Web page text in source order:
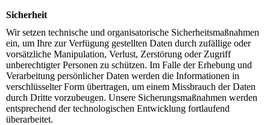
Sicherheit
Wir setzen technische und organisatorische Sicherheitsmaßnahmen
ein, um Ihre zur Verfügung gestellten Daten durch zufällige oder
vorsätzliche Manipulation, Verlust, Zerstörung oder Zugriff
unberechtigter Personen zu schützen. Im Falle der Erhebung und
Verarbeitung persönlicher Daten werden die Informationen in
verschlüsselter Form übertragen, um einem Missbrauch der Daten
durch Dritte vorzubeugen. Unsere Sicherungsmaßnahmen werden
entsprechend der technologischen Entwicklung fortlaufend
überarbeitet.